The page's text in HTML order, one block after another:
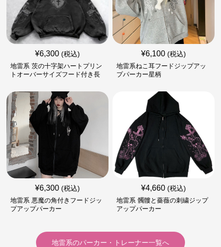
¥6,300 (税込)
地雷系 茨の十字架ハートプリン
トオーバーサイズフード付き長
¥6,100 (税込)
地雷系ねこ耳フードジップアッ
プパーカー星柄
¥6,300 (税込)
地雷系 悪魔の角付きフードジッ
プアップパーカー
¥4,660 (税込)
地雷系 髑髏と薔薇の刺繍ジップ
アップパーカー
地雷系のパーカー・トレーナー一覧へ